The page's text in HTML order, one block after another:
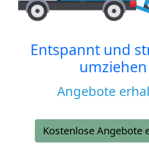
Entspannt und
umziehen
Angebote
Kostenlose Angebote